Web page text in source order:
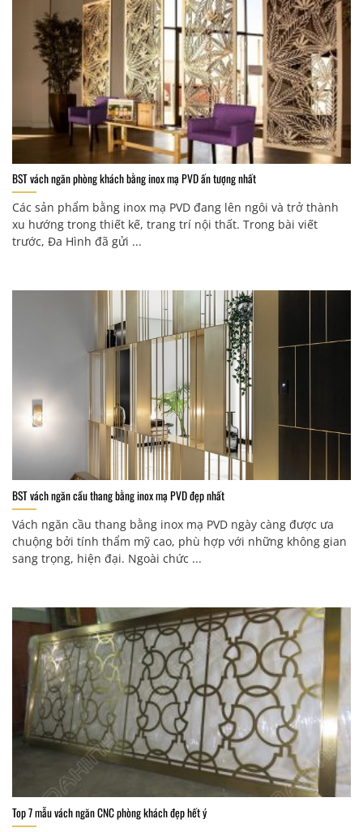
BST vách ngăn phòng khách bằng inox mạ PVD ấn tượng nhất
Các sản phẩm bằng inox mạ PVD đang lên ngôi và trở thành
xu hướng trong thiết kế, trang trí nội thất. Trong bài viết
trước, Đa Hình đã gửi ...
BST vách ngăn cầu thang bằng inox mạ PVD đẹp nhất
Vách ngăn cầu thang bằng inox mạ PVD ngày càng được ưa
chuộng bởi tính thẩm mỹ cao, phù hợp với những không gian
sang trọng, hiện đại. Ngoài chức ...
Top 7 mẫu vách ngăn CNC phòng khách đẹp hết ý